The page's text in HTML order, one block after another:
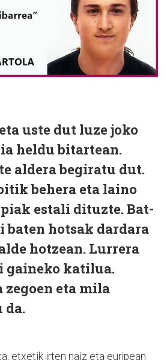
uste dut luze joko
heldu bitartean.
aldera begiratu dut.
behera eta laino
estali dituzte. Bat-
baten hotsak dardara
hotzean. Lurrera
gaineko katilua.
zegoen eta mila
da.
etxetik irten naiz eta euripean